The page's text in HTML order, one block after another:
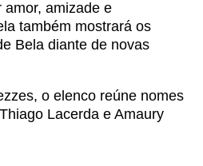
amor, amizade e
também mostrará os
Bela diante de novas
o elenco reúne nomes
Lacerda e Amaury